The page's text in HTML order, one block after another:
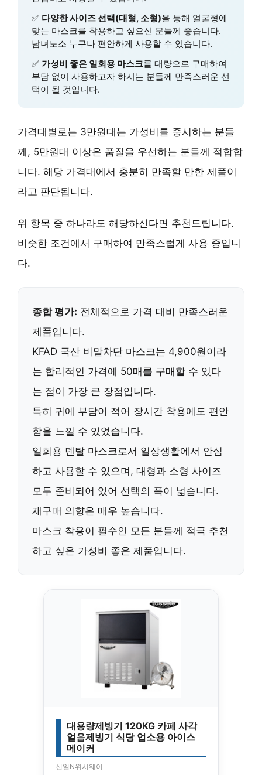
✅ 다양한 사이즈 선택(대형, 소형)을 통해 얼굴형에
맞는 마스크를 착용하고 싶으신 분들께 좋습니다.
남녀노소 누구나 편안하게 사용할 수 있습니다.
✅ 가성비 좋은 일회용 마스크를 대량으로 구매하여
부담 없이 사용하고자 하시는 분들께 만족스러운 선
택이 될 것입니다.
가격대별로는 3만원대는 가성비를 중시하는 분들
께, 5만원대 이상은 품질을 우선하는 분들께 적합합
니다. 해당 가격대에서 충분히 만족할 만한 제품이
라고 판단됩니다.
위 항목 중 하나라도 해당하신다면 추천드립니다.
비슷한 조건에서 구매하여 만족스럽게 사용 중입니
다.
종합 평가: 전체적으로 가격 대비 만족스러운
제품입니다.
KFAD 국산 비말차단 마스크는 4,900원이라
는 합리적인 가격에 50매를 구매할 수 있다
는 점이 가장 큰 장점입니다.
특히 귀에 부담이 적어 장시간 착용에도 편안
함을 느낄 수 있었습니다.
일회용 덴탈 마스크로서 일상생활에서 안심
하고 사용할 수 있으며, 대형과 소형 사이즈
모두 준비되어 있어 선택의 폭이 넓습니다.
재구매 의향은 매우 높습니다.
마스크 착용이 필수인 모든 분들께 적극 추천
하고 싶은 가성비 좋은 제품입니다.
대용량제빙기 120KG 카페 사각
얼음제빙기 식당 업소용 아이스
메이커
신일N위시웨이